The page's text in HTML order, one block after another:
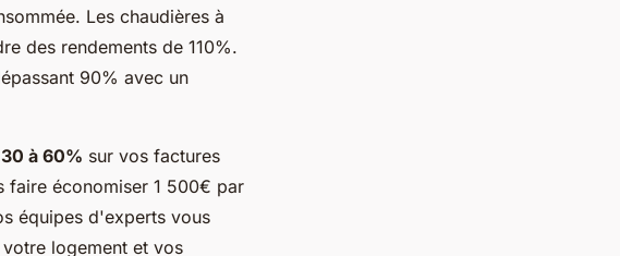
Les chaudières à
des rendements de 110%.
90% avec un
à 60% sur vos factures
faire économiser 1 500€ par
équipes d'experts vous
logement et vos